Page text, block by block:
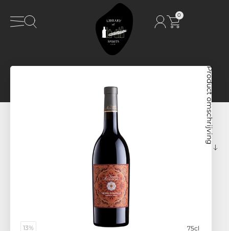
0
13% 75cl
Product omschrijving